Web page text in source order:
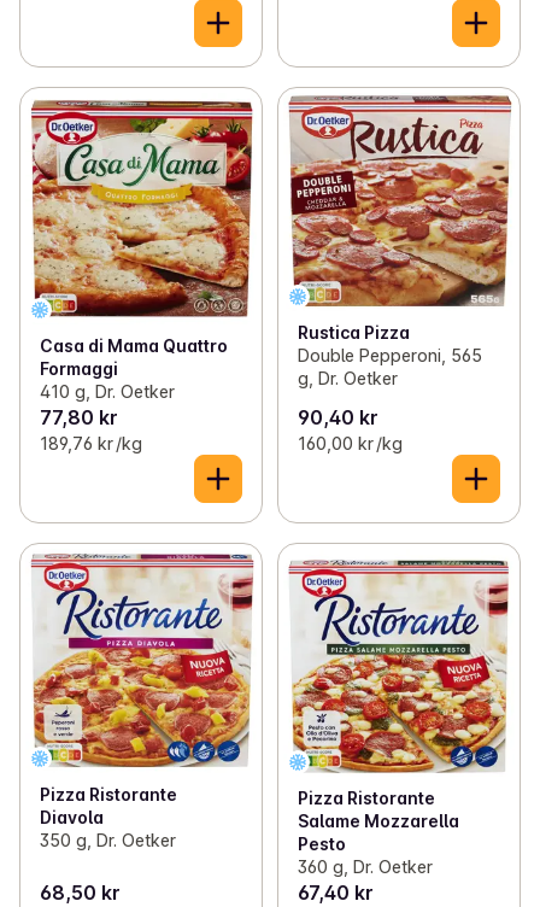
Casa di Mama Quattro
Formaggi
410 g, Dr. Oetker
77,80 kr
189,76 kr /kg
Rustica Pizza
Double Pepperoni, 565
g, Dr. Oetker
90,40 kr
160,00 kr /kg
Pizza Ristorante
Diavola
350 g, Dr. Oetker
68,50 kr
Pizza Ristorante
Salame Mozzarella
Pesto
360 g, Dr. Oetker
67,40 kr